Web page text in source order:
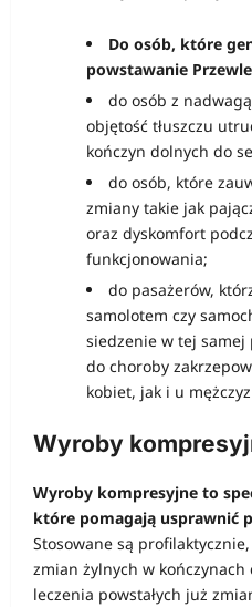
Do osób, które
powstawanie
do osób z
objętość tłuszczu
kończyn dolnych do
do osób, które
zmiany takie jak
oraz dyskomfort
funkcjonowania;
do pasażerów,
samolotem czy
siedzenie w tej samej
do choroby
kobiet, jak i u
Wyroby
Wyroby kompresyjne to
które pomagają usprawnić
Stosowane są
zmian żylnych w kończynach
leczenia powstałych już